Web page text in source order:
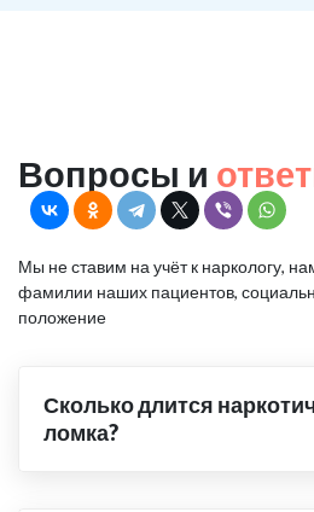
Вопросы и
Мы не ставим на учёт к наркологу,
фамилии наших пациентов,
положение
Сколько длится
ломка?